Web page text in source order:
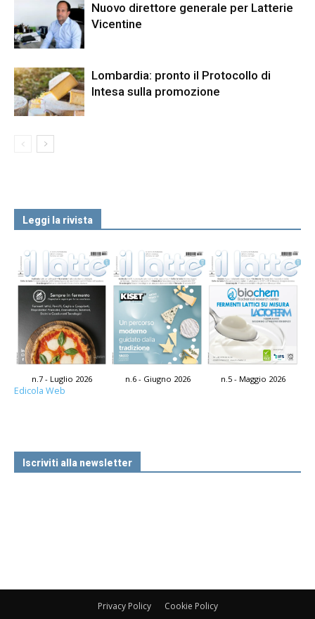
Nuovo direttore generale per Latterie
Vicentine
Lombardia: pronto il Protocollo di
Intesa sulla promozione
Leggi la rivista
n.7 - Luglio 2026 n.6 - Giugno 2026 n.5 - Maggio 2026
Edicola Web
Iscriviti alla newsletter
Privacy Policy Cookie Policy